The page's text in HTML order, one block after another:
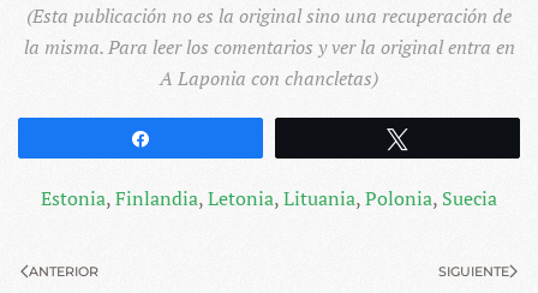
(Esta publicación no es la original sino una recuperación de
la misma. Para leer los comentarios y ver la original entra en
A Laponia con chancletas)
Estonia,Finlandia,Letonia,Lituania,Polonia, Suecia
ANTERIOR SIGUIENTE